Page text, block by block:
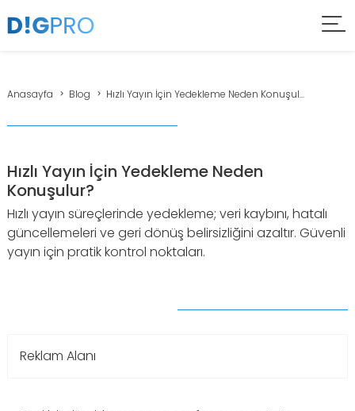
Anasayfa Blog Hızlı Yayın İçin Yedekleme Neden Konuşul...
Hızlı Yayın İçin Yedekleme Neden
Konuşulur?
Hızlı yayın süreçlerinde yedekleme; veri kaybını, hatalı
güncellemeleri ve geri dönüş belirsizliğini azaltır. Güvenli
yayın için pratik kontrol noktaları.
Reklam Alanı